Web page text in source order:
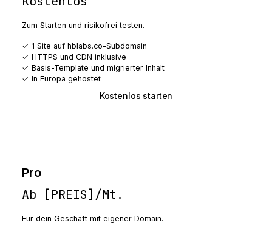
Zum Starten und risikofrei testen.
1 Site auf hblabs.co-Subdomain
HTTPS und CDN inklusive
Basis-Template und migrierter Inhalt
In Europa gehostet
Kostenlos starten
Pro
Ab [PREIS]/Mt.
Für dein Geschäft mit eigener Domain.